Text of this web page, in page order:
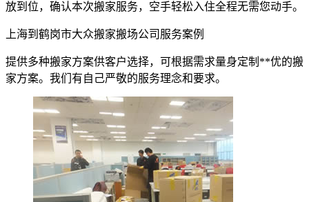
放到位，确认本次搬家服务，空手轻松入住全程无需您动手。
上海到鹤岗市大众搬家搬场公司服务案例
提供多种搬家方案供客户选择，可根据需求量身定制**优的搬
家方案。我们有自己严敬的服务理念和要求。